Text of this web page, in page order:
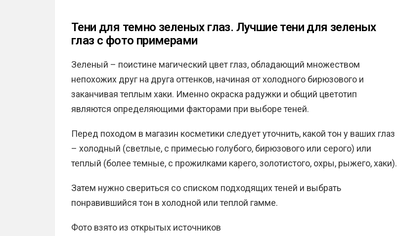
Тени для темно зеленых глаз. Лучшие тени для зеленых
глаз с фото примерами
Зеленый – поистине магический цвет глаз, обладающий множеством
непохожих друг на друга оттенков, начиная от холодного бирюзового и
заканчивая теплым хаки. Именно окраска радужки и общий цветотип
являются определяющими факторами при выборе теней.
Перед походом в магазин косметики следует уточнить, какой тон у ваших глаз
– холодный (светлые, с примесью голубого, бирюзового или серого) или
теплый (более темные, с прожилками карего, золотистого, охры, рыжего, хаки).
Затем нужно свериться со списком подходящих теней и выбрать
понравившийся тон в холодной или теплой гамме.
Фото взято из открытых источников